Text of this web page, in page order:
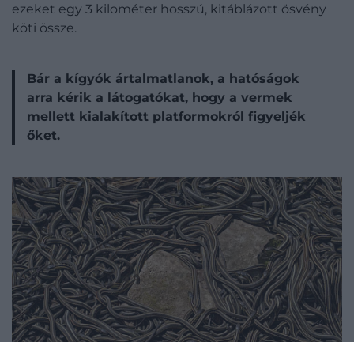
ezeket egy 3 kilométer hosszú, kitáblázott ösvény
köti össze.
Bár a kígyók ártalmatlanok, a hatóságok
arra kérik a látogatókat, hogy a vermek
mellett kialakított platformokról figyeljék
őket.